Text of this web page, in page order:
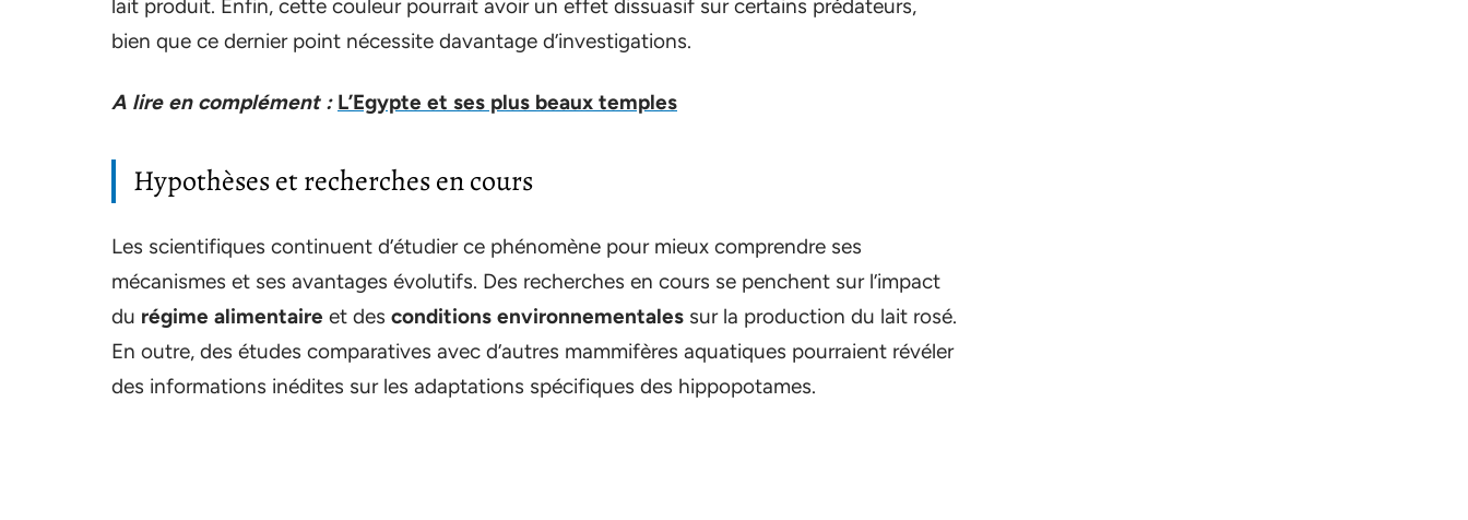
lait produit. Enfin, cette couleur pourrait avoir un effet dissuasif sur certains prédateurs,
bien que ce dernier point nécessite davantage d’investigations.
A lire en complément : L’Egypte et ses plus beaux temples
Hypothèses et recherches en cours
Les scientifiques continuent d’étudier ce phénomène pour mieux comprendre ses
mécanismes et ses avantages évolutifs. Des recherches en cours se penchent sur l’impact
du régime alimentaire et des conditions environnementales sur la production du lait rosé.
En outre, des études comparatives avec d’autres mammifères aquatiques pourraient révéler
des informations inédites sur les adaptations spécifiques des hippopotames.